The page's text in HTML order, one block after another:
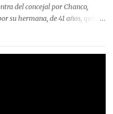
del concejal por Chanco,
su hermana, de 41 años, quien
de las 11:30 horas en el